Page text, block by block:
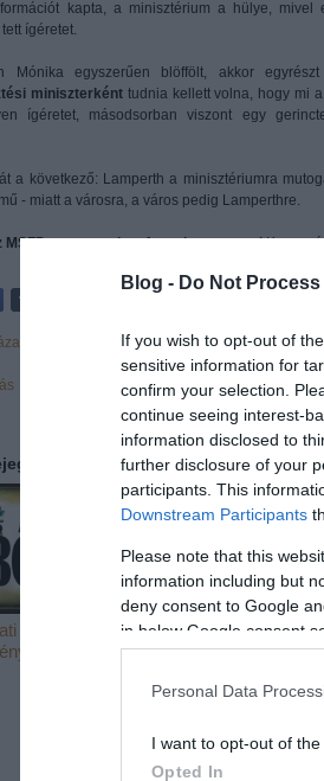
Blog - Do Not
If you wish to opt-out of
sensitive information for
confirm your selection.
continue seeing interest-
information disclosed to
further disclosure of your
participants. This
Downstream Participants
Please note that this
information including but
deny consent to Google
in below Google consent
Personal Data
I want to opt-out of
Opted In
kapta, a minisztérium a hülye,
ígéretet.
Mónika egyszerűen blöffölt, akkor
miniszterkénttudnia kellett volna, hogy mi
ígéretet, másodsorban viszont egy
a következő: Lamperth a minisztériumra
- miatt a városra, a város pedig Lamperthre.
MSZP-re nem sokan fognak mutogatni
Vajon ki lesz a
kiskunmajsai
A
tárgya: A